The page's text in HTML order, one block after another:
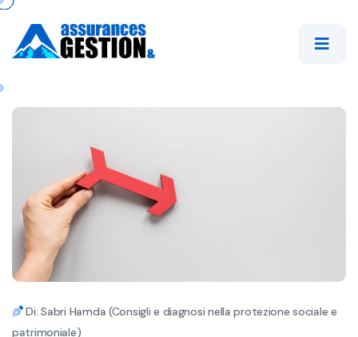
Di: Sabri Hamda (Consigli e diagnosi nella protezione sociale e
patrimoniale)